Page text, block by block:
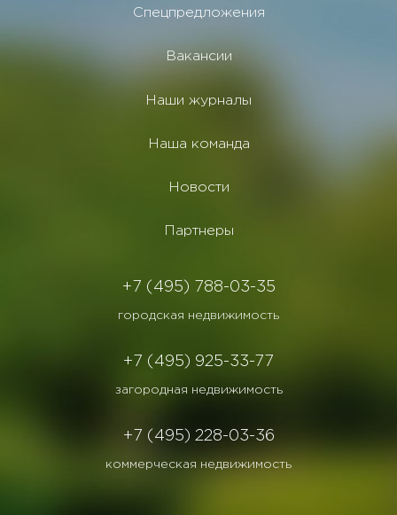
Спецпредложения
Вакансии
Наши журналы
Наша команда
Новости
Партнеры
+7 (495) 788-03-35
городская недвижимость
+7 (495) 925-33-77
загородная недвижимость
+7 (495) 228-03-36
коммерческая недвижимость